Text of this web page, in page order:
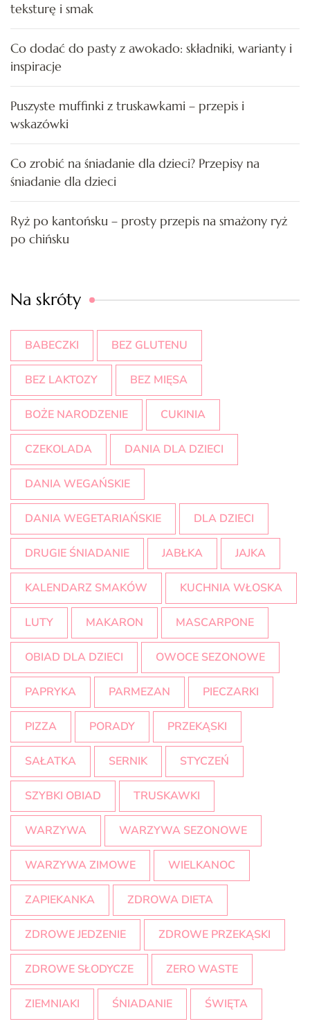
teksturę i smak
Co dodać do pasty z awokado: składniki, warianty i
inspiracje
Puszyste muffinki z truskawkami – przepis i
wskazówki
Co zrobić na śniadanie dla dzieci? Przepisy na
śniadanie dla dzieci
Ryż po kantońsku – prosty przepis na smażony ryż
po chińsku
Na skróty
BABECZKI BEZ GLUTENU
BEZ LAKTOZY BEZ MIĘSA
BOŻE NARODZENIE CUKINIA
CZEKOLADA DANIA DLA DZIECI
DANIA WEGAŃSKIE
DANIA WEGETARIAŃSKIE DLA DZIECI
DRUGIE ŚNIADANIE JABŁKA JAJKA
KALENDARZ SMAKÓW KUCHNIA WŁOSKA
LUTY MAKARON MASCARPONE
OBIAD DLA DZIECI OWOCE SEZONOWE
PAPRYKA PARMEZAN PIECZARKI
PIZZA PORADY PRZEKĄSKI
SAŁATKA SERNIK STYCZEŃ
SZYBKI OBIAD TRUSKAWKI
WARZYWA WARZYWA SEZONOWE
WARZYWA ZIMOWE WIELKANOC
ZAPIEKANKA ZDROWA DIETA
ZDROWE JEDZENIE ZDROWE PRZEKĄSKI
ZDROWE SŁODYCZE ZERO WASTE
ZIEMNIAKI ŚNIADANIE ŚWIĘTA